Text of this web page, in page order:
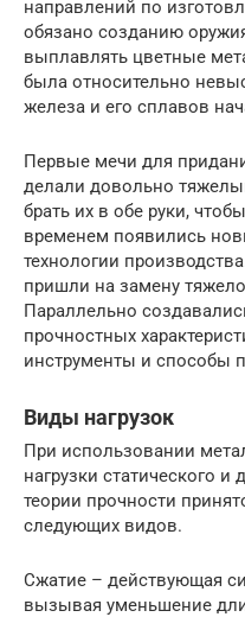
направлений по
обязано созданию
выплавлять цветные
была относительно
железа и его сплавов
Первые мечи для
делали довольно
брать их в обе руки,
временем появились
технологии
пришли на замену
Параллельно
прочностных
инструменты и способы
Виды нагрузок
При использовании
нагрузки статического
теории прочности
следующих видов.
Сжатие – действующая
вызывая уменьшение